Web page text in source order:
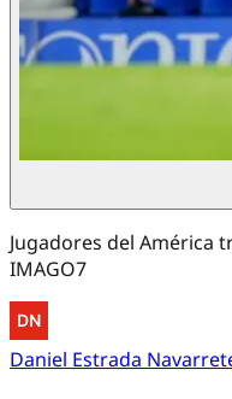
Jugadores del América
IMAGO7
Daniel Estrada